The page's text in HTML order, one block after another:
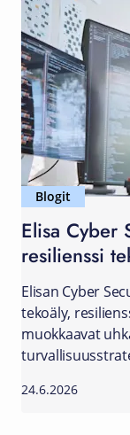
Blogit
Elisa Cyber
resilienssi
Elisan Cyber
tekoäly,
muokkaavat
24.6.2026